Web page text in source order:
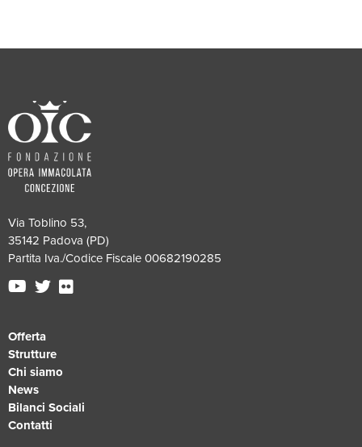
Via Toblino 53,
35142 Padova (PD)
Partita Iva./Codice Fiscale 00682190285
Offerta
Strutture
Chi siamo
News
Bilanci Sociali
Contatti